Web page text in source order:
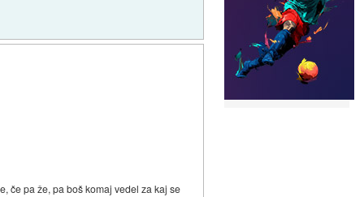
če pa že, pa boš komaj vedel za kaj se